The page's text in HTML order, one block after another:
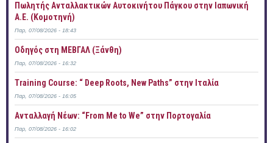
Πωλητής Ανταλλακτικών Αυτοκινήτου Πάγκου στην Ιαπωνική
Α.Ε. (Κομοτηνή)
Παρ, 07/08/2026 - 18:43
Οδηγός στη ΜΕΒΓΑΛ (Ξάνθη)
Παρ, 07/08/2026 - 16:32
Training Course: “ Deep Roots, New Paths” στην Ιταλία
Παρ, 07/08/2026 - 16:05
Ανταλλαγή Νέων: “From Me to We” στην Πορτογαλία
Παρ, 07/08/2026 - 16:02